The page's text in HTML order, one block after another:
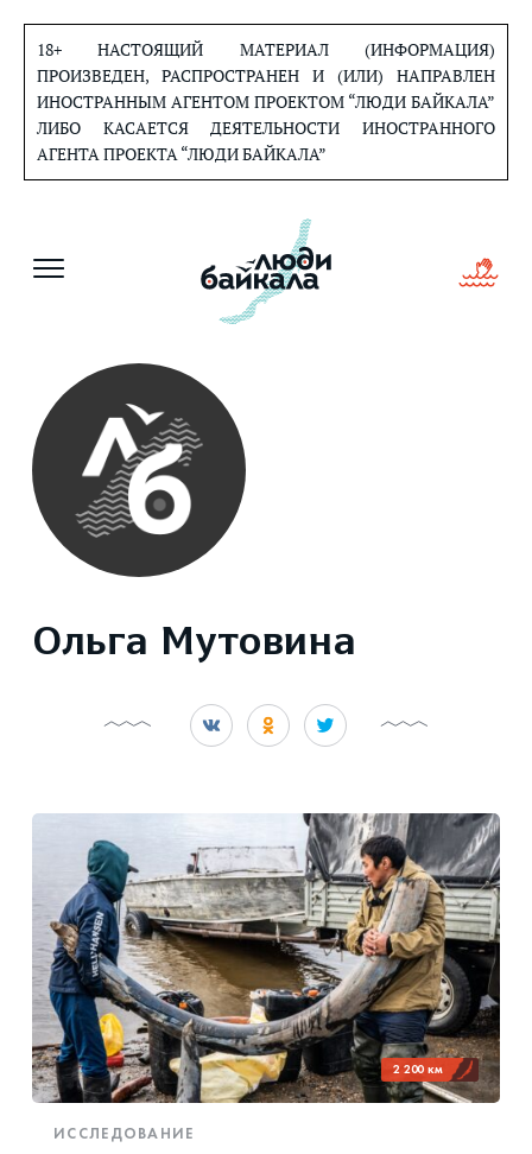
содержанию
18+ НАСТОЯЩИЙ МАТЕРИАЛ (ИНФОРМАЦИЯ)
ПРОИЗВЕДЕН, РАСПРОСТРАНЕН И (ИЛИ) НАПРАВЛЕН
ИНОСТРАННЫМ АГЕНТОМ ПРОЕКТОМ “ЛЮДИ БАЙКАЛА”
ЛИБО КАСАЕТСЯ ДЕЯТЕЛЬНОСТИ ИНОСТРАННОГО
АГЕНТА ПРОЕКТА “ЛЮДИ БАЙКАЛА”
Ольга Мутовина
2 200 км
ИССЛЕДОВАНИЕ